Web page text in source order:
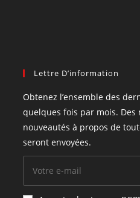
Lettre D’information
Obtenez l’ensemble des
quelques fois par mois. Des
nouveautés à propos de
seront envoyées.